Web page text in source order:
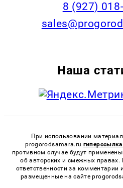
8 (927)
Наша
При использовании
progorodsamara.ru
противном случае будут
об авторских и смежных правах.
ответственности за комментарии
размещенные на сайте